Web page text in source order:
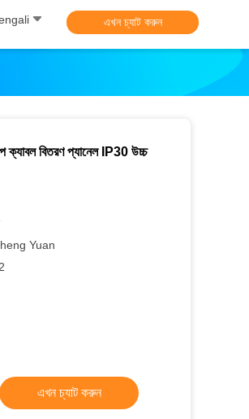
এখন চ্যাট করুন
ক্যাবল বিতরণ প্যানেল IP30 উচ্চ
Yuan
এখন চ্যাট করুন